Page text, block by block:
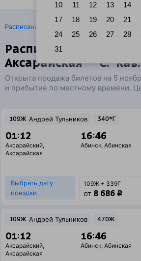
10
11 12 13 14
17
18 19 20 21
24
25 26 27 28
31
Расписание поездов Ж/д билеты
Расписание поездов
Аксарайская — С.-Кав.
Открыта продажа билетов на 5
и прибытие по местному времени.
109Ж Андрей Тульников 340*Г
01:12
Аксарайский,
Аксарайская
16:46
Абинск, Абинская
Выбрать дату
поездки
109Ж + 339Г
от 8 686 ₽
109Ж Андрей Тульников 470Ж
01:12
Аксарайский,
Аксарайская
16:46
Абинск, Абинская